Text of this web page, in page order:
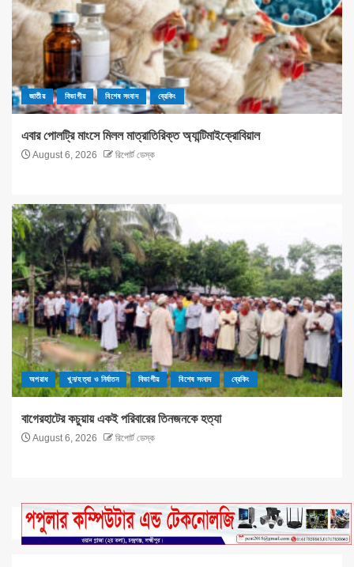
জাতীয় বিভাগীয় বিশেষ সংবাদ ব্রেকিং
এবার পোলট্রি মাংসে মিলল মাত্রাতিরিক্ত অ্যান্টিমাইক্রোবিয়াল
August 6, 2026 রিপোর্ট ডেস্ক
অপরাধ খুন/হত্যা ও নির্যাতন বিভাগীয় বিশেষ সংবাদ ব্রেকিং
বাগেরহাটের কচুয়ায় একই পরিবারের তিনজনকে হত্যা
August 6, 2026 রিপোর্ট ডেস্ক